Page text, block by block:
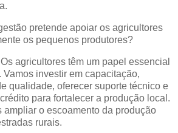
pretende apoiar os agricultores
os pequenos produtores?
Os agricultores têm um papel essencial
investir em capacitação,
qualidade, oferecer suporte técnico e
para fortalecer a produção local.
ampliar o escoamento da produção
rurais.